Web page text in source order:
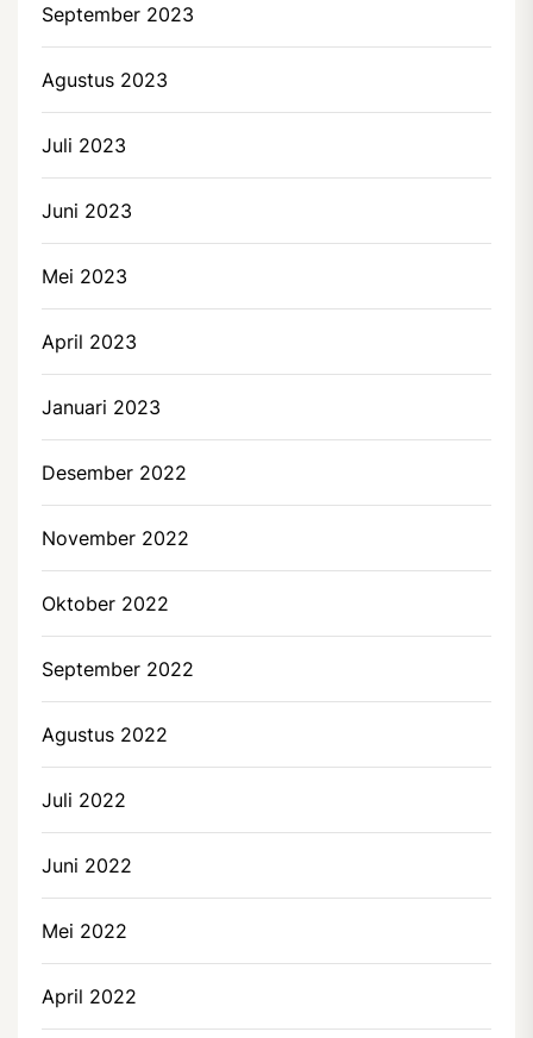
September 2023
Agustus 2023
Juli 2023
Juni 2023
Mei 2023
April 2023
Januari 2023
Desember 2022
November 2022
Oktober 2022
September 2022
Agustus 2022
Juli 2022
Juni 2022
Mei 2022
April 2022